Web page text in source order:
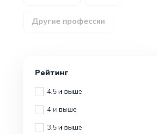
Другие профессии
Рейтинг
4.5 и выше
4 и выше
3.5 и выше